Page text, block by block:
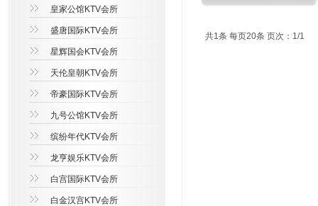
共1条 每页20条 页次：1/1
皇家公馆KTV会所
盛唐国际KTV会所
星辉国会KTV会所
天伦皇朝KTV会所
帝豪国际KTV会所
九号公馆KTV会所
缤纷年代KTV会所
龙亨娱乐KTV会所
白宫国际KTV会所
白金汉宫KTV会所